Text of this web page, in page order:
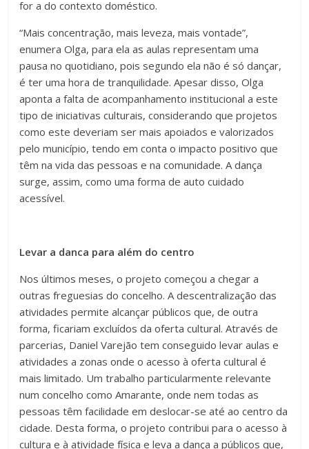
for a do contexto doméstico.
“Mais concentração, mais leveza, mais vontade”,
enumera Olga, para ela as aulas representam uma
pausa no quotidiano, pois segundo ela não é só dançar,
é ter uma hora de tranquilidade. Apesar disso, Olga
aponta a falta de acompanhamento institucional a este
tipo de iniciativas culturais, considerando que projetos
como este deveriam ser mais apoiados e valorizados
pelo município, tendo em conta o impacto positivo que
têm na vida das pessoas e na comunidade. A dança
surge, assim, como uma forma de auto cuidado
acessível.
Levar a danca para além do centro
Nos últimos meses, o projeto começou a chegar a
outras freguesias do concelho. A descentralização das
atividades permite alcançar públicos que, de outra
forma, ficariam excluídos da oferta cultural. Através de
parcerias, Daniel Varejão tem conseguido levar aulas e
atividades a zonas onde o acesso à oferta cultural é
mais limitado. Um trabalho particularmente relevante
num concelho como Amarante, onde nem todas as
pessoas têm facilidade em deslocar-se até ao centro da
cidade. Desta forma, o projeto contribui para o acesso à
cultura e à atividade física e leva a dança a públicos que,